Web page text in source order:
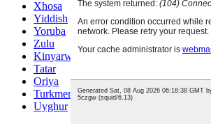
Xhosa
Yiddish
Yoruba
Zulu
Kinyarwanda
Tatar
Oriya
Turkmen
Uyghur